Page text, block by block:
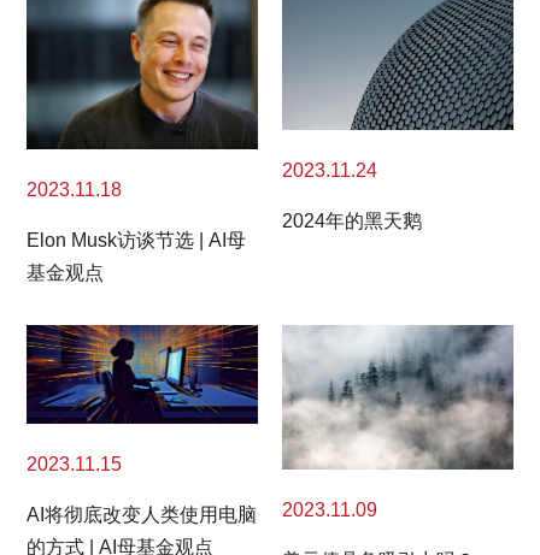
2023.11.18
Elon Musk访谈节选 | AI母
基金观点
2023.11.24
2024年的黑天鹅
2023.11.15
AI将彻底改变人类使用电脑
的方式 | AI母基金观点
2023.11.09